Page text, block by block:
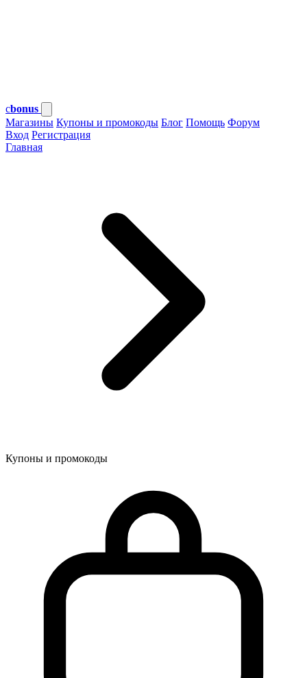
cbonus
Магазины Купоны и промокоды Блог Помощь Форум
Вход Регистрация
Главная
Купоны и промокоды